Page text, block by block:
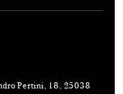
Pertini, 18, 25038